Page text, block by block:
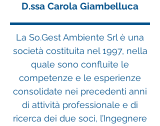
D.ssa Carola Giambelluca
La So.Gest Ambiente Srl è una
società costituita nel 1997, nella
quale sono confluite le
competenze e le esperienze
consolidate nei precedenti anni
di attività professionale e di
ricerca dei due soci, l’Ingegnere